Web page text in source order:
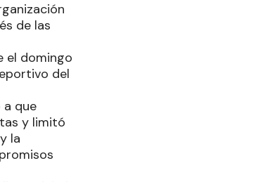
de las
el domingo
del
a que
y limitó
la